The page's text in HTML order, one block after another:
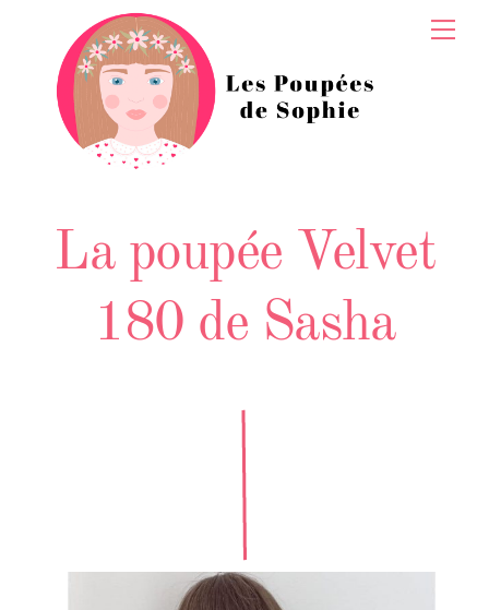
content
La poupée Velvet
180 de Sasha